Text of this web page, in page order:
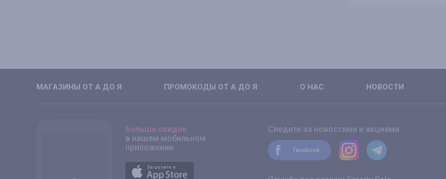
МАГАЗИНЫ ОТ А ДО Я ПРОМОКОДЫ ОТ А ДО Я О НАС НОВОСТИ
Больше скидок
в нашем мобильном
приложении
Следите за новостями и акциями
facebook